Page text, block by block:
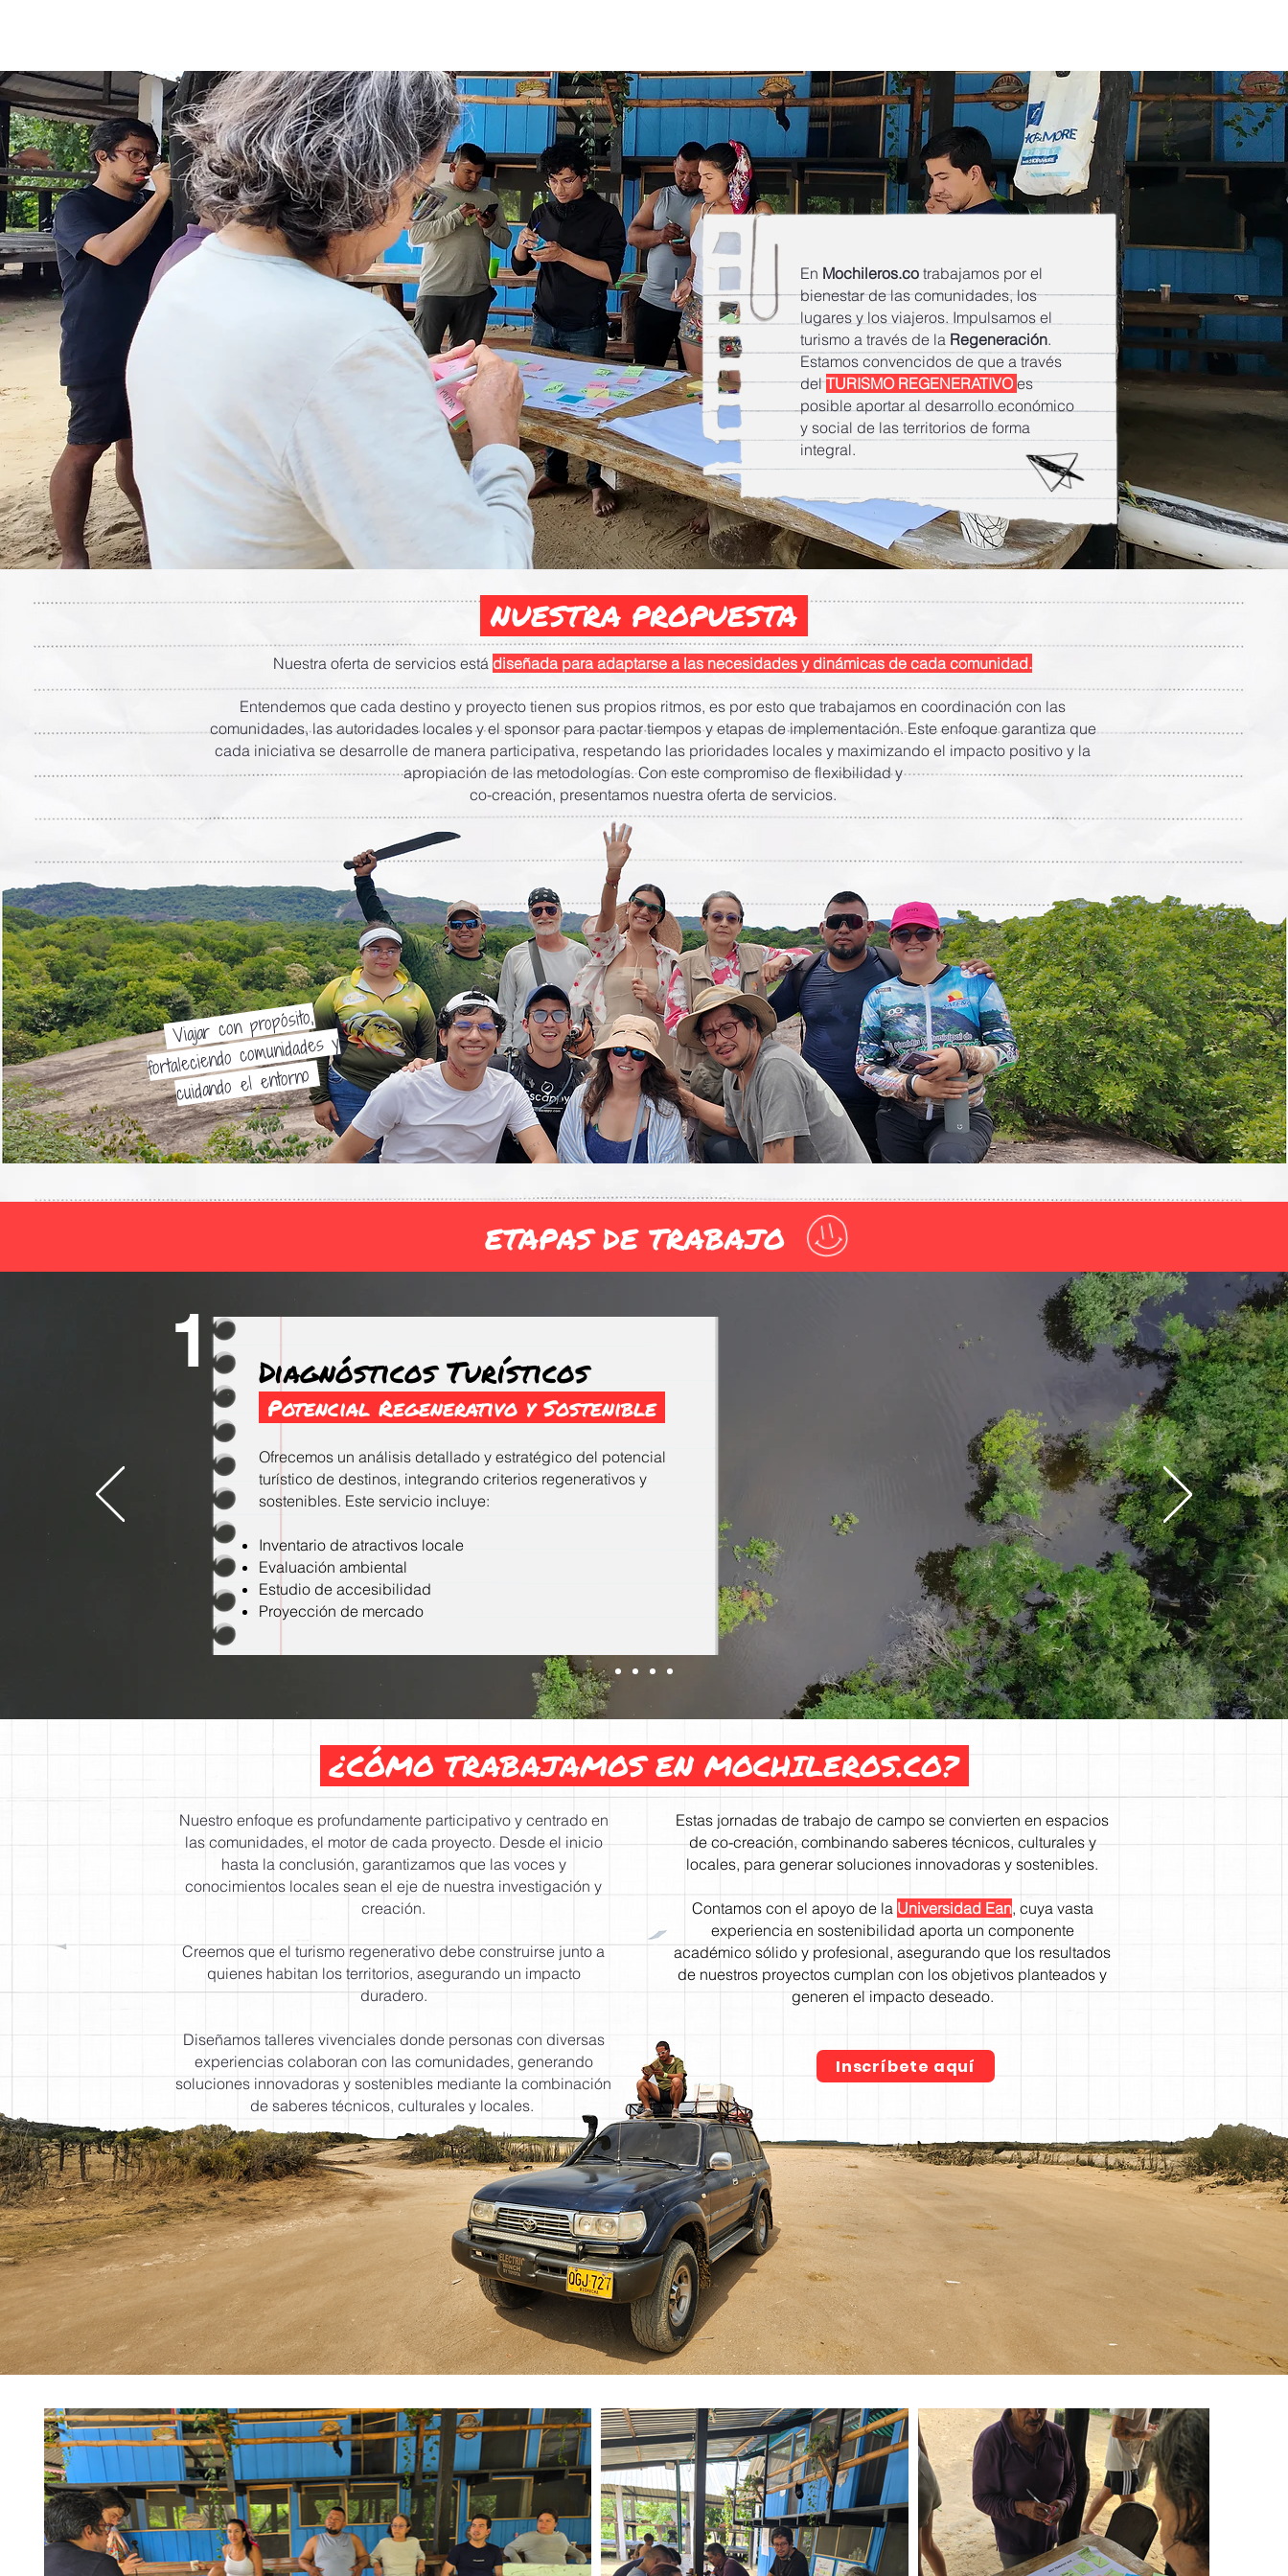
En Mochileros.co trabajamos por el
bienestar de las comunidades, los
lugares y los viajeros. Impulsamos el
turismo a través de la Regeneración.
Estamos convencidos de que a través
delTURISMO REGENERATIVO es
posible aportar al desarrollo económico
y social de las territorios de forma
integral.
NUESTRA PROPUESTA
Nuestra oferta de servicios está diseñada para adaptarse a las necesidades y dinámicas de cada comunidad.
Entendemos que cada destino y proyecto tienen sus propios ritmos, es por esto que trabajamos en coordinación con las
comunidades, las autoridades locales y el sponsor para pactar tiempos y etapas de implementación. Este enfoque garantiza que
cada iniciativa se desarrolle de manera participativa, respetando las prioridades locales y maximizando el impacto positivo y la
apropiación de las metodologías. Con este compromiso de flexibilidad y
co-creación, presentamos nuestra oferta de servicios.
Viajar con propósito,
fortaleciendo comunidades y
cuidando el entorno
ETAPAS DE TRABAJO
Ofrecemos un análisis detallado y estratégico del potencial
turístico de destinos, integrando criterios regenerativos y
sostenibles. Este servicio incluye:
Inventario de atractivos locale​
Evaluación ambiental
Estudio de accesibilidad
Proyección de mercado
Diagnósticos Turísticos
Potencial Regenerativo y Sostenible
1
¿CÓMO TRABAJAMOS EN MOCHILEROS.CO?
Nuestro enfoque es profundamente participativo y centrado en
las comunidades, el motor de cada proyecto. Desde el inicio
hasta la conclusión, garantizamos que las voces y
conocimientos locales sean el eje de nuestra investigación y
creación.
Creemos que el turismo regenerativo debe construirse junto a
quienes habitan los territorios, asegurando un impacto
duradero.
Diseñamos talleres vivenciales donde personas con diversas
experiencias colaboran con las comunidades, generando
soluciones innovadoras y sostenibles mediante la combinación
de saberes técnicos, culturales y locales. ​
Estas jornadas de trabajo de campo se convierten en espacios
de co-creación, combinando saberes técnicos, culturales y
locales, para generar soluciones innovadoras y sostenibles.
Contamos con el apoyo de la Universidad Ean, cuya vasta
experiencia en sostenibilidad aporta un componente
académico sólido y profesional, asegurando que los resultados
de nuestros proyectos cumplan con los objetivos planteados y
generen el impacto deseado.
Inscríbete aquí